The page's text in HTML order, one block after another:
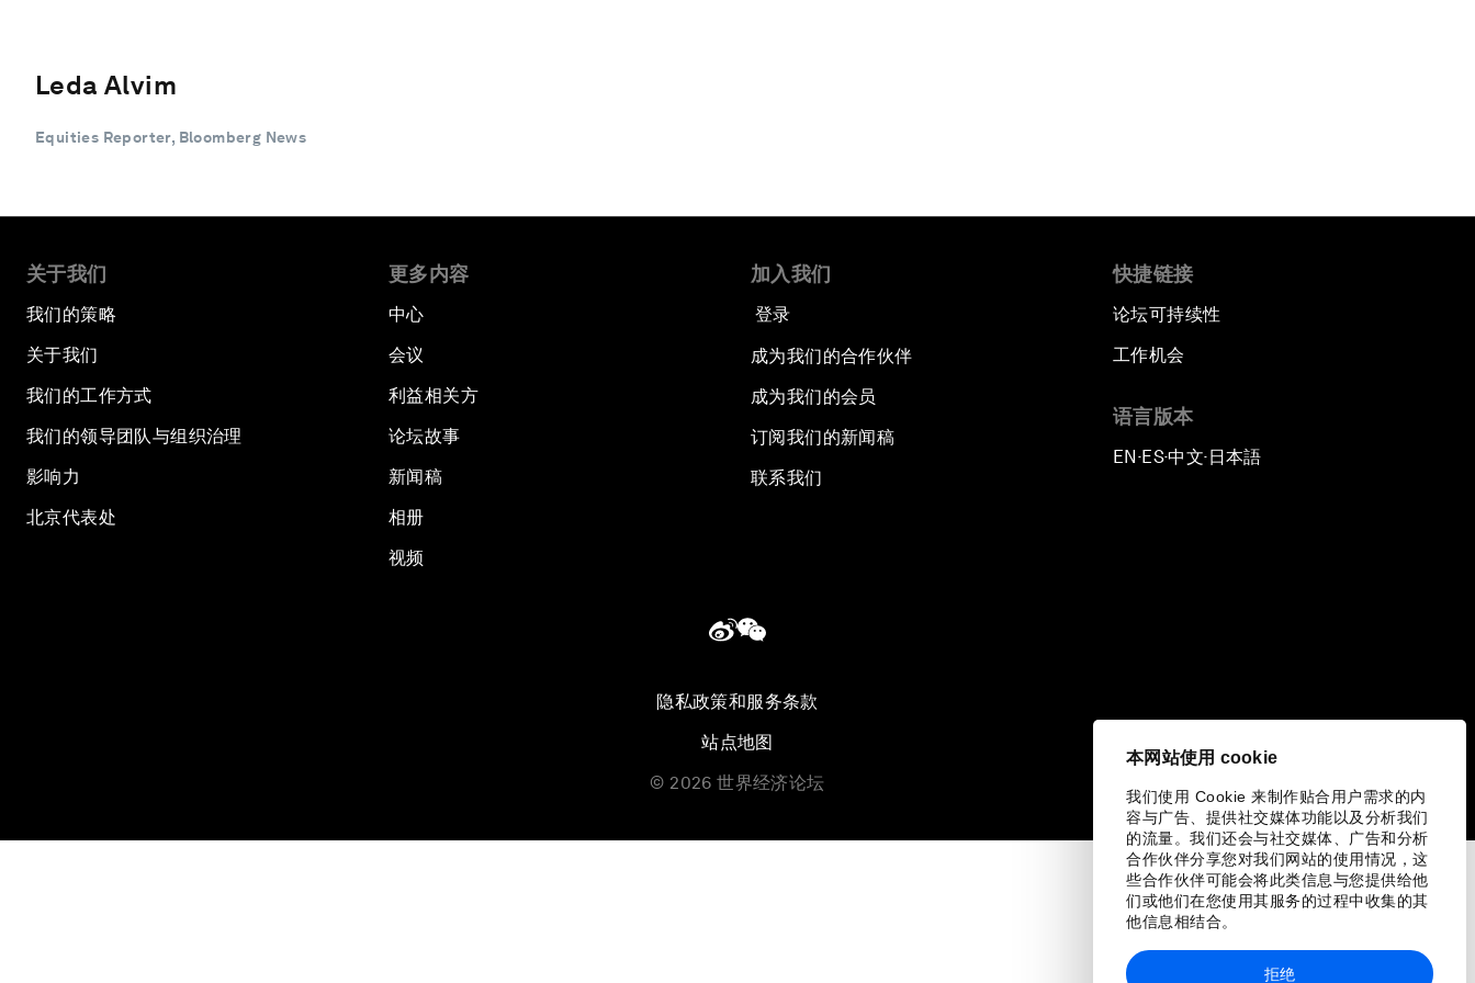
本网站使用 cookie
我们使用 Cookie 来制作贴合用户需求的内
容与广告、提供社交媒体功能以及分析我们
的流量。我们还会与社交媒体、广告和分析
合作伙伴分享您对我们网站的使用情况，这
些合作伙伴可能会将此类信息与您提供给他
们或他们在您使用其服务的过程中收集的其
他信息相结合。
拒绝
Leda Alvim
Equities Reporter, Bloomberg News
关于我们
我们的策略
关于我们
我们的工作方式
我们的领导团队与组织治理
影响力
北京代表处
更多内容
中心
会议
利益相关方
论坛故事
新闻稿
相册
视频
加入我们
登录
成为我们的合作伙伴
成为我们的会员
订阅我们的新闻稿
联系我们
快捷链接
论坛可持续性
工作机会
语言版本
EN ▪ES▪中文▪ 日本語
隐私政策和服务条款
站点地图
© 2026 世界经济论坛